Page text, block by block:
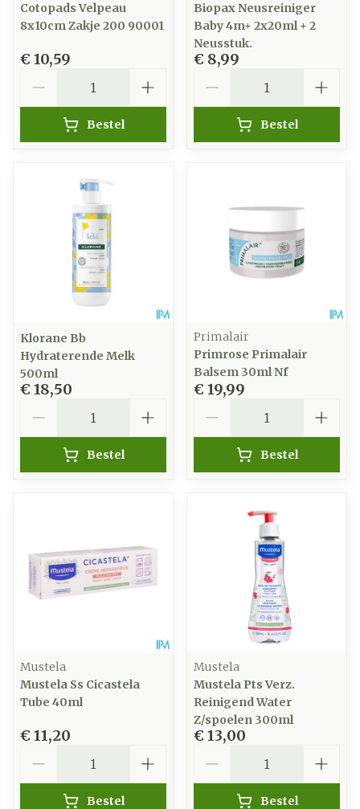
Cotopads Velpeau
8x10cm Zakje 200 90001
€ 10,59
Bestel
Biopax Neusreiniger
Baby 4m+ 2x20ml + 2
Neusstuk.
€ 8,99
Bestel
Klorane Bb
Hydraterende Melk
500ml
€ 18,50
Bestel
Primalair
Primrose Primalair
Balsem 30ml Nf
€ 19,99
Bestel
Mustela
Mustela Ss Cicastela
Tube 40ml
€ 11,20
Bestel
Mustela
Mustela Pts Verz.
Reinigend Water
Z/spoelen 300ml
€ 13,00
Bestel